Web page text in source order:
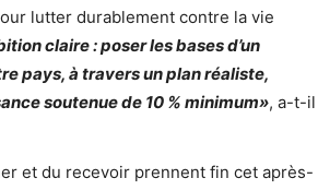
lutter durablement contre la vie
claire : poser les bases d’un
pays, à travers un plan réaliste,
soutenue de 10 % minimum», a-t-il
et du recevoir prennent fin cet après-